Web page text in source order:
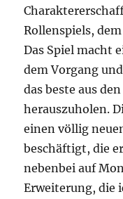
Rollenspiels,
Das Spiel macht
dem Vorgang
das beste aus
herauszuholen.
einen völlig
beschäftigt, die
nebenbei auf
Erweiterung, die